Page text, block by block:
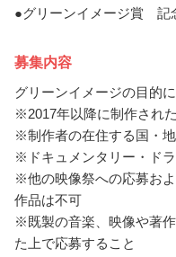
●グリーンイメージ賞 記
募集内容
グリーンイメージの目的
※2017年以降に制作され
※制作者の在住する国・
※ドキュメンタリー・ド
※他の映像祭への応募お
作品は不可
※既製の音楽、映像や著
た上で応募すること